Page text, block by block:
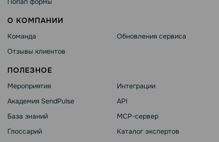
О КОМПАНИИ
Команда
Отзывы клиентов
Обновления сервиса
ПОЛЕЗНОЕ
Мероприятия
Академия SendPulse
База знаний
Глоссарий
Интеграции
API
MCP-сервер
Каталог экспертов